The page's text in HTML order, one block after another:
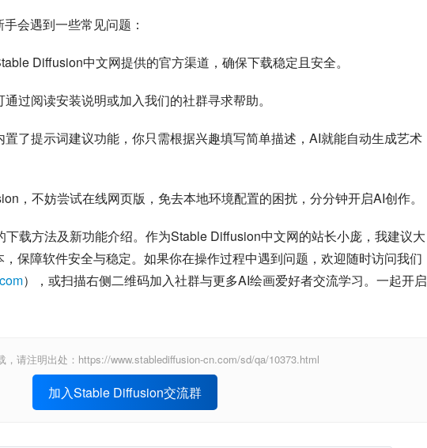
会遇到一些常见问题：
Diffusion中文网提供的官方渠道，确保下载稳定且安全。
过阅读安装说明或加入我们的社群寻求帮助。
置了提示词建议功能，你只需根据兴趣填写简单描述，AI就能自动生成艺术
，不妨尝试在线网页版，免去本地环境配置的困扰，分分钟开启AI创作。
载方法及新功能介绍。作为Stable Diffusion中文网的站长小庞，我建议大
保障软件安全与稳定。如果你在操作过程中遇到问题，欢迎随时访问我们
），或扫描右侧二维码加入社群与更多AI绘画爱好者交流学习。一起开启
，请注明出处：https://www.stablediffusion-cn.com/sd/qa/10373.html
加入Stable Diffusion交流群